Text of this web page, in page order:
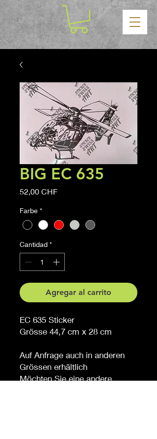
BIG EC 635
52,00 CHFPrecio
Farbe *
Cantidad *
Agregar al carrito
EC 635 Sticker
Grösse 44,7 cm x 28 cm
Auf Anfrage auch in anderen
Grössen erhältlich
Möchten Sie eine andere